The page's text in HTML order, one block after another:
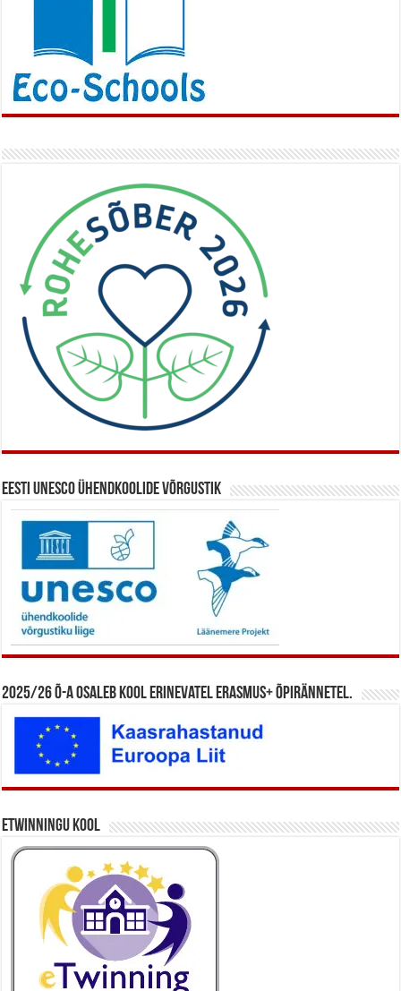
Eesti UNESCO ühendkoolide võrgustik
2025/26 õ-a osaleb kool erinevatel Erasmus+ õpirännetel.
eTwinningu kool